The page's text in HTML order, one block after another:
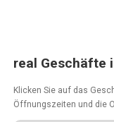
real Geschäfte
Klicken Sie auf das
Öffnungszeiten und die